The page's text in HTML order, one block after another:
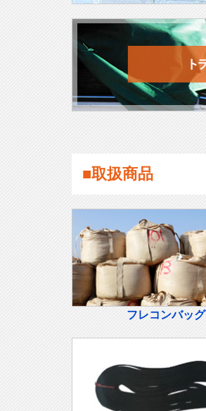
■取扱商品
フレコンバッグ